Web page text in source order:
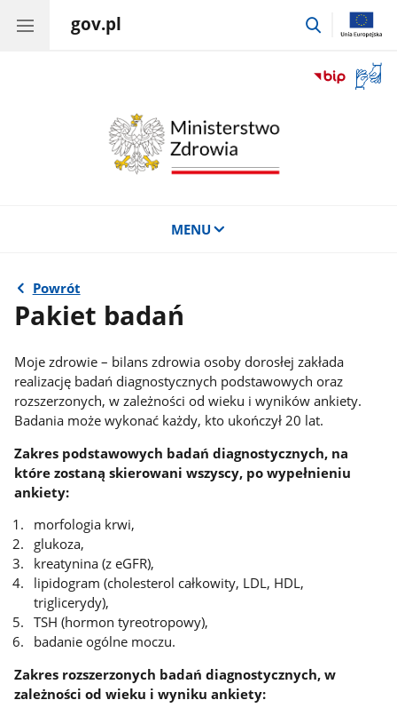
gov.pl
przejdź
okno
MENU
Powrót
Pakiet badań
Moje zdrowie – bilans zdrowia osoby dorosłej zakłada
realizację badań diagnostycznych podstawowych oraz
rozszerzonych, w zależności od wieku i wyników ankiety.
Badania może wykonać każdy, kto ukończył 20 lat.
Zakres podstawowych badań diagnostycznych, na
które zostaną skierowani wszyscy, po wypełnieniu
ankiety:
morfologia krwi,
glukoza,
kreatynina (z eGFR),
lipidogram (cholesterol całkowity, LDL, HDL,
triglicerydy),
TSH (hormon tyreotropowy),
badanie ogólne moczu.
Zakres rozszerzonych badań diagnostycznych, w
zależności od wieku i wyniku ankiety: